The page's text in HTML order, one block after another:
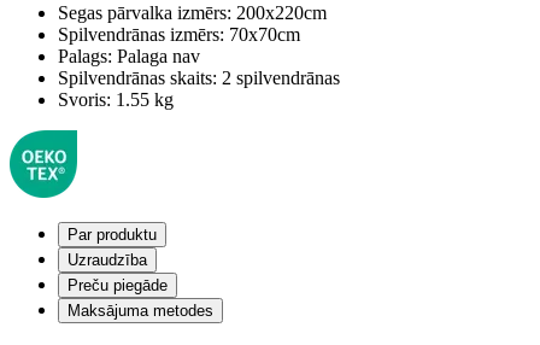
Segas pārvalka izmērs: 200x220cm
Spilvendrānas izmērs: 70x70cm
Palags: Palaga nav
Spilvendrānas skaits: 2 spilvendrānas
Svoris: 1.55 kg
Par produktu
Uzraudzība
Preču piegāde
Maksājuma metodes